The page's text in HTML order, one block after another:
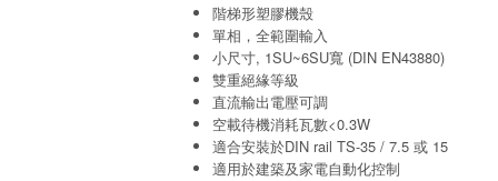
階梯形塑膠機殼
單相，全範圍輸入
小尺寸, 1SU~6SU寬 (DIN EN43880)
雙重絕緣等級
直流輸出電壓可調
空載待機消耗瓦數<0.3W
適合安裝於DIN rail TS-35 / 7.5 或 15
適用於建築及家電自動化控制